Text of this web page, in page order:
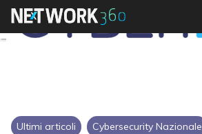
Ultimi articoli Cybersecurity Nazionale